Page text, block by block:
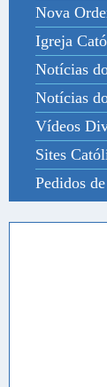
Nova
Igreja
Notícias
Notícias
Vídeos
Sites
Pedidos